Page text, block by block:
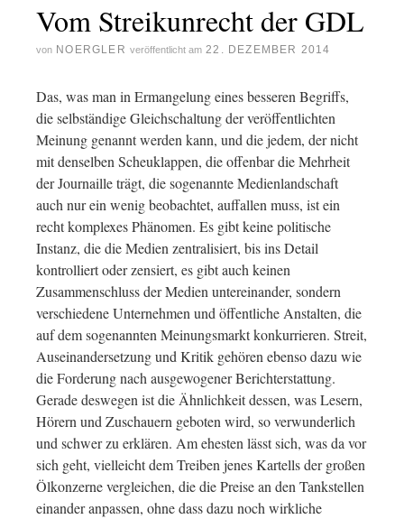
Vom Streikunrecht der GDL
von NOERGLER veröffentlicht am 22. DEZEMBER 2014
Das, was man in Ermangelung eines besseren Begriffs,
die selbständige Gleichschaltung der veröffentlichten
Meinung genannt werden kann, und die jedem, der nicht
mit denselben Scheuklappen, die offenbar die Mehrheit
der Journaille trägt, die sogenannte Medienlandschaft
auch nur ein wenig beobachtet, auffallen muss, ist ein
recht komplexes Phänomen. Es gibt keine politische
Instanz, die die Medien zentralisiert, bis ins Detail
kontrolliert oder zensiert, es gibt auch keinen
Zusammenschluss der Medien untereinander, sondern
verschiedene Unternehmen und öffentliche Anstalten, die
auf dem sogenannten Meinungsmarkt konkurrieren. Streit,
Auseinandersetzung und Kritik gehören ebenso dazu wie
die Forderung nach ausgewogener Berichterstattung.
Gerade deswegen ist die Ähnlichkeit dessen, was Lesern,
Hörern und Zuschauern geboten wird, so verwunderlich
und schwer zu erklären. Am ehesten lässt sich, was da vor
sich geht, vielleicht dem Treiben jenes Kartells der großen
Ölkonzerne vergleichen, die die Preise an den Tankstellen
einander anpassen, ohne dass dazu noch wirkliche